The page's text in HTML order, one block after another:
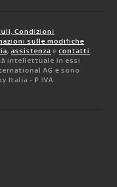
Condizioni
sulle modifiche
, assistenza e contatti.
intellettuale in essi
AG e sono
Italia - P.IVA